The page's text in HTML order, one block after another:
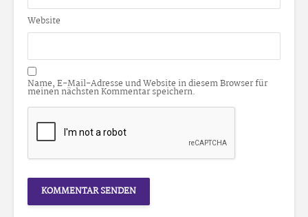
Website
Name, E-Mail-Adresse und Website in diesem Browser für
meinen nächsten Kommentar speichern.